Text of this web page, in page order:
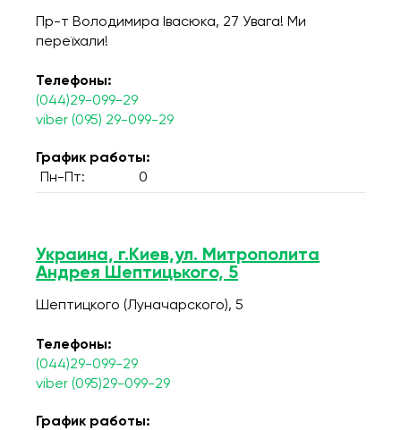
Пр-т Володимира Івасюка, 27 Увага! Ми
переїхали!
Телефоны:
(044)29-099-29
viber (095) 29-099-29
График работы:
Пн-Пт:
0
Украина, г.Киев,ул. Митрополита
Андрея Шептицького, 5
Шептицкого (Луначарского), 5
Телефоны:
(044)29-099-29
viber (095)29-099-29
График работы: